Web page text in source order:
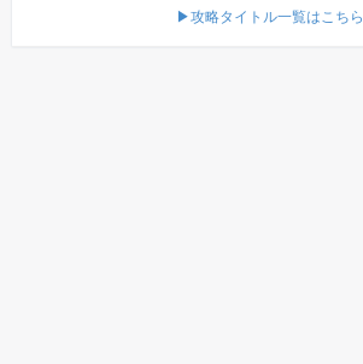
▶攻略タイトル一覧はこちら